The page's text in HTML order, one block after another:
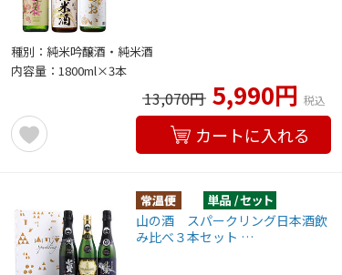
種別：純米吟醸酒・純米酒
内容量：1800ml×3本
13,070円 5,990円 税込
カートに入れる
山の酒 スパークリング日本酒飲
み比べ３本セット …